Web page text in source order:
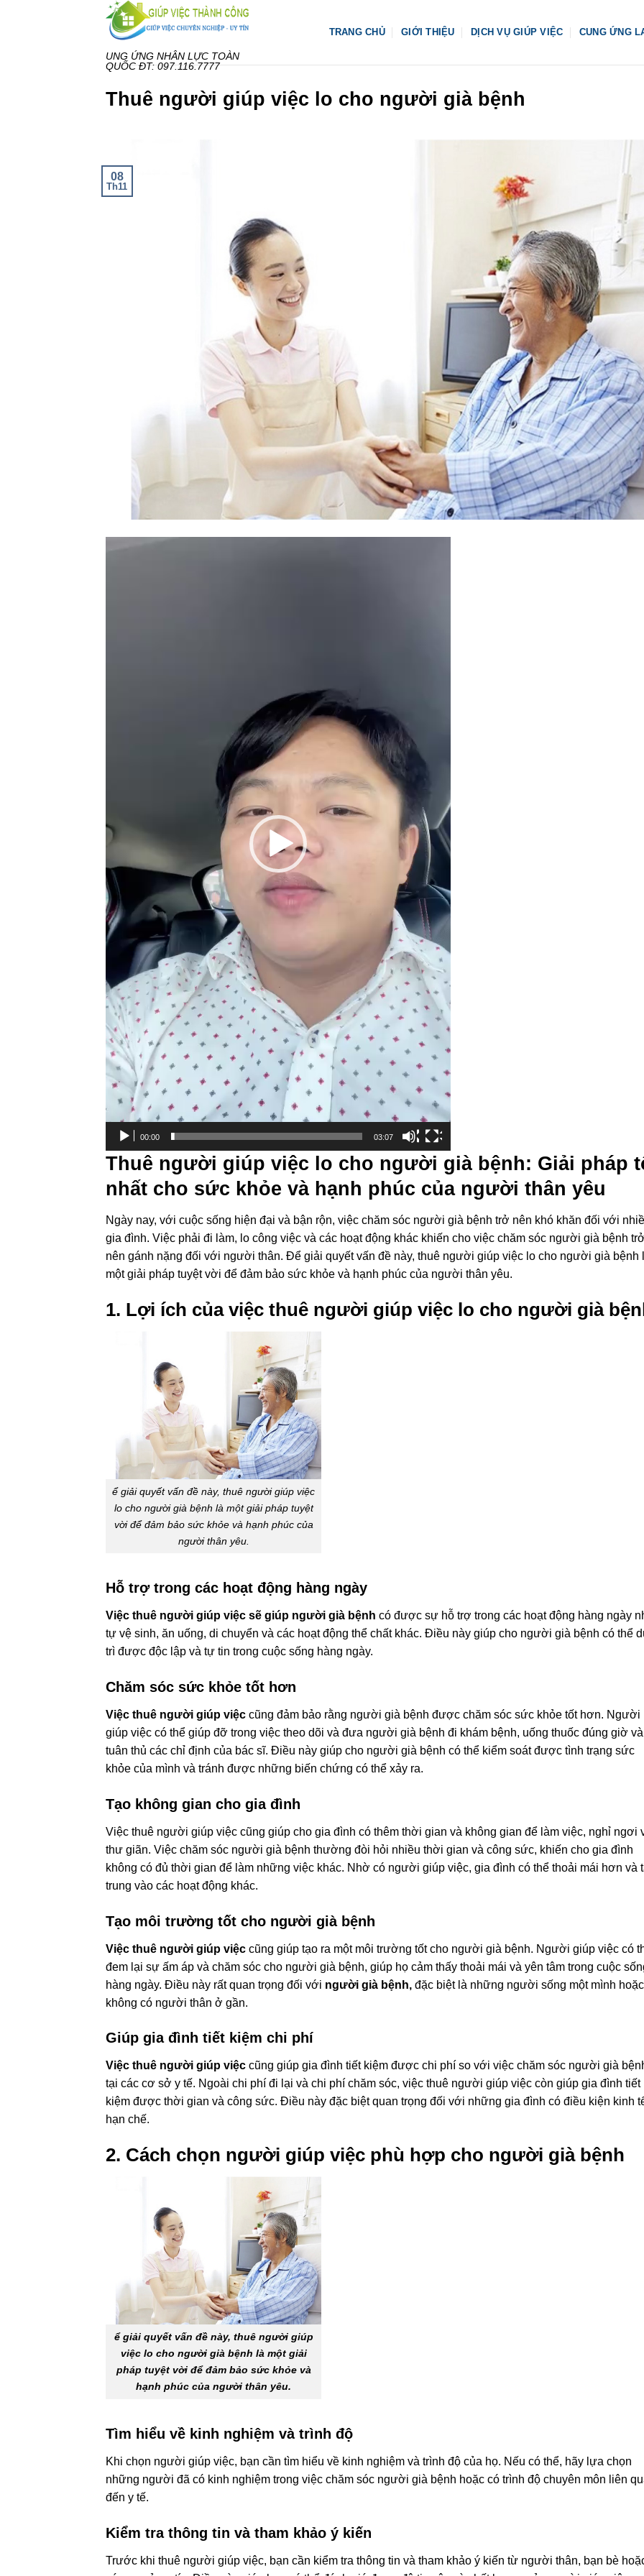
UNG ỨNG NHÂN LỰC TOÀN
QUỐC ĐT: 097.116.7777
TRANG CHỦ GIỚI THIỆU DỊCH VỤ GIÚP VIỆC CUNG ỨNG
Thuê người giúp việc lo cho người già bệnh
08
Th11
00:00 03:07
Thuê người giúp việc lo cho người già bệnh: Giải pháp
nhất cho sức khỏe và hạnh phúc của người thân yêu
Ngày nay, với cuộc sống hiện đại và bận rộn, việc chăm sóc người già bệnh trở nên khó khăn đối với
gia đình. Việc phải đi làm, lo công việc và các hoạt động khác khiến cho việc chăm sóc người già bệnh
nên gánh nặng đối với người thân. Để giải quyết vấn đề này, thuê người giúp việc lo cho người già bệnh
một giải pháp tuyệt vời để đảm bảo sức khỏe và hạnh phúc của người thân yêu.
1. Lợi ích của việc thuê người giúp việc lo cho người già
ể giải quyết vấn đề này, thuê người giúp việc
lo cho người già bệnh là một giải pháp tuyệt
vời để đảm bảo sức khỏe và hạnh phúc của
người thân yêu.
Hỗ trợ trong các hoạt động hàng ngày
Việc thuê người giúp việc sẽ giúp người già bệnh có được sự hỗ trợ trong các hoạt động hàng ngày
tự vệ sinh, ăn uống, di chuyển và các hoạt động thể chất khác. Điều này giúp cho người già bệnh có thể
trì được độc lập và tự tin trong cuộc sống hàng ngày.
Chăm sóc sức khỏe tốt hơn
Việc thuê người giúp việc cũng đảm bảo rằng người già bệnh được chăm sóc sức khỏe tốt hơn. Người
giúp việc có thể giúp đỡ trong việc theo dõi và đưa người già bệnh đi khám bệnh, uống thuốc đúng giờ và
tuân thủ các chỉ định của bác sĩ. Điều này giúp cho người già bệnh có thể kiểm soát được tình trạng sức
khỏe của mình và tránh được những biến chứng có thể xảy ra.
Tạo không gian cho gia đình
Việc thuê người giúp việc cũng giúp cho gia đình có thêm thời gian và không gian để làm việc, nghỉ ngơi
thư giãn. Việc chăm sóc người già bệnh thường đòi hỏi nhiều thời gian và công sức, khiến cho gia đình
không có đủ thời gian để làm những việc khác. Nhờ có người giúp việc, gia đình có thể thoải mái hơn và
trung vào các hoạt động khác.
Tạo môi trường tốt cho người già bệnh
Việc thuê người giúp việc cũng giúp tạo ra một môi trường tốt cho người già bệnh. Người giúp việc có
đem lại sự ấm áp và chăm sóc cho người già bệnh, giúp họ cảm thấy thoải mái và yên tâm trong cuộc
hàng ngày. Điều này rất quan trọng đối với người già bệnh, đặc biệt là những người sống một mình hoặc
không có người thân ở gần.
Giúp gia đình tiết kiệm chi phí
Việc thuê người giúp việc cũng giúp gia đình tiết kiệm được chi phí so với việc chăm sóc người già
tại các cơ sở y tế. Ngoài chi phí đi lại và chi phí chăm sóc, việc thuê người giúp việc còn giúp gia đình tiết
kiệm được thời gian và công sức. Điều này đặc biệt quan trọng đối với những gia đình có điều kiện kinh
hạn chế.
2. Cách chọn người giúp việc phù hợp cho người già bệnh
ể giải quyết vấn đề này, thuê người giúp
việc lo cho người già bệnh là một giải
pháp tuyệt vời để đảm bảo sức khỏe và
hạnh phúc của người thân yêu.
Tìm hiểu về kinh nghiệm và trình độ
Khi chọn người giúp việc, bạn cần tìm hiểu về kinh nghiệm và trình độ của họ. Nếu có thể, hãy lựa chọn
những người đã có kinh nghiệm trong việc chăm sóc người già bệnh hoặc có trình độ chuyên môn liên
đến y tế.
Kiểm tra thông tin và tham khảo ý kiến
Trước khi thuê người giúp việc, bạn cần kiểm tra thông tin và tham khảo ý kiến từ người thân, bạn bè